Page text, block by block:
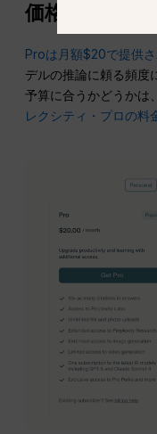
価格設定に関
Proは月額$20で提供さ
デルの推論に頼る頻度
予算に合うかどうかは
レクシティ・プロの料